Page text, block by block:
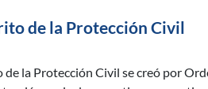
de la Protección Civil
la Protección Civil se creó por